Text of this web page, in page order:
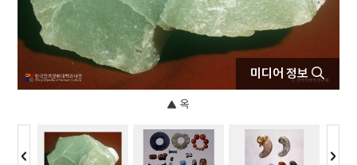
7
서울말
연행사
9 김규식
10
신앙촌 미디어 정보
옥